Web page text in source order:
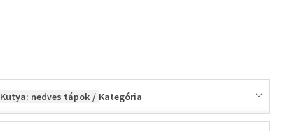
Kutya: nedves tápok Kategória